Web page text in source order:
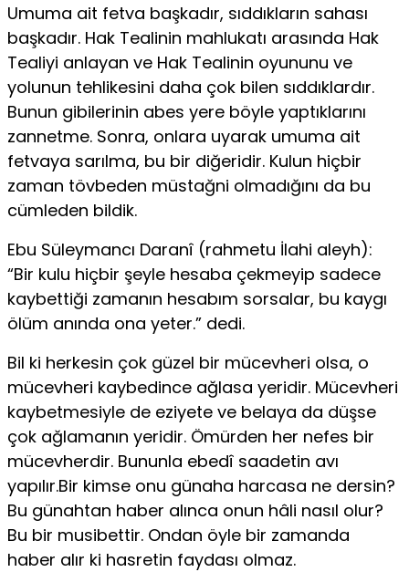
Umuma ait fetva başkadır, sıddıkların sahası
başkadır. Hak Tealinin mahlukatı arasında Hak
Tealiyi anlayan ve Hak Tealinin oyununu ve
yolunun tehlikesini daha çok bi­len sıddıklardır.
Bunun gibilerinin abes yere böyle yaptıklarını
zannetme. Sonra, onlara uyarak umuma ait
fetvaya sarılma, bu bir diğeridir. Kulun hiçbir
zaman tövbeden müstağni ol­madığını da bu
cümleden bildik.
Ebu Süleymancı Daranî (rahmetu İlahi aleyh):
“Bir kulu hiçbir şeyle hesaba çekmeyip sadece
kaybettiği zamanın hesa­bım sorsalar, bu kaygı
ölüm anında ona yeter.” dedi.
Bil ki herkesin çok güzel bir mücevheri olsa, o
mücevheri kaybedince ağlasa yeridir. Mücevheri
kaybetmesiyle de eziyete ve belaya da düşse
çok ağlamanın yeridir. Ömürden her nefes bir
mücevherdir. Bununla ebedî saadetin avı
yapılır.Bir kimse onu günaha harcasa ne dersin?
Bu günahtan haber alınca onun hâli nasıl olur?
Bu bir musibettir. Ondan öyle bir zamanda
haber alır ki hasretin faydası olmaz.